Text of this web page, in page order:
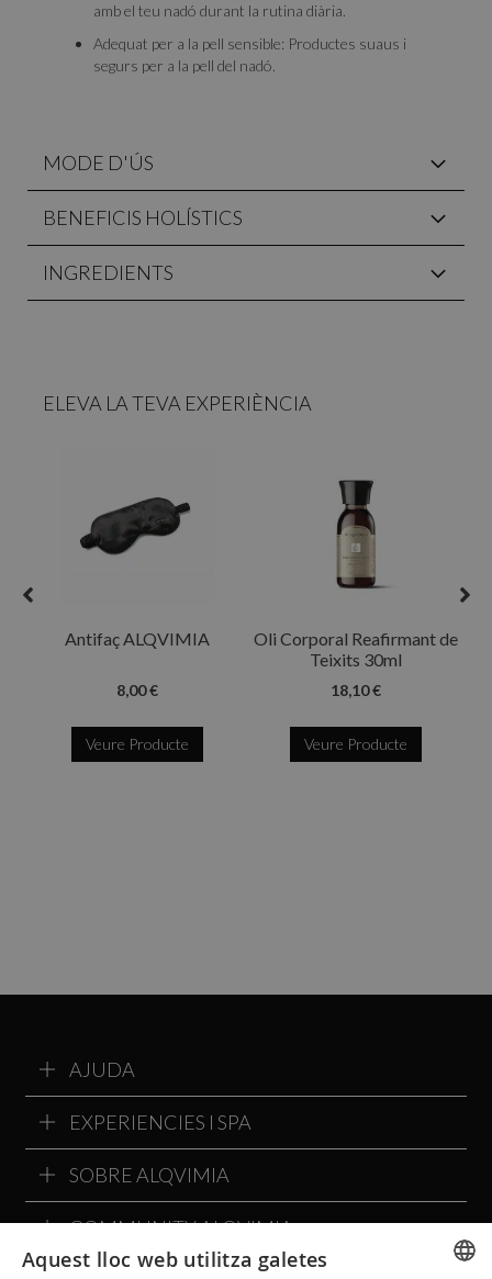
amb el teu nadó durant la rutina diària.
Adequat per a la pell sensible: Productes suaus i
segurs per a la pell del nadó.
MODE D'ÚS
BENEFICIS HOLÍSTICS
INGREDIENTS
ELEVA LA TEVA EXPERIÈNCIA
Antifaç ALQVIMIA
8,00 €
Veure Producte
Oli Corporal Reafirmant de
Teixits 30ml
18,10 €
Veure Producte
AJUDA
EXPERIENCIES I SPA
SOBRE ALQVIMIA
COMMUNITY ALQVIMIA
Aquest lloc web utilitza galetes